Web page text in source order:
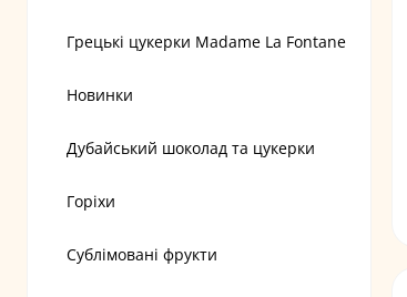
Грецькі цукерки Madame La Fontane
Новинки
Дубайський шоколад та цукерки
Горіхи
Сублімовані фрукти